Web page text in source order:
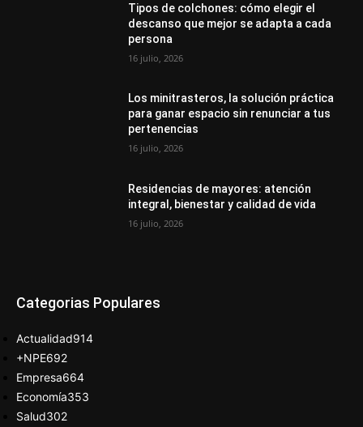
Tipos de colchones: cómo elegir el
descanso que mejor se adapta a cada
persona
16 julio, 2026
Los minitrasteros, la solución práctica
para ganar espacio sin renunciar a tus
pertenencias
16 julio, 2026
Residencias de mayores: atención
integral, bienestar y calidad de vida
16 julio, 2026
Categorias Populares
Actualidad914
+NPE692
Empresa664
Economía353
Salud302